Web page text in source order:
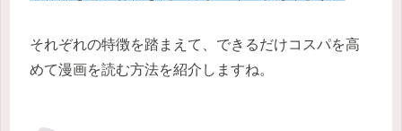
それぞれの特徴を踏まえて、できるだけコスパを高
めて漫画を読む方法を紹介しますね。